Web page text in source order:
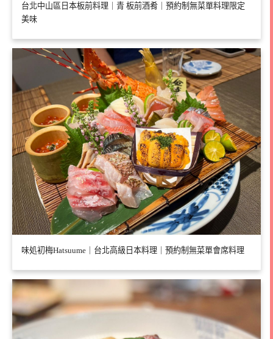
台北中山區日本板前料理｜青 板前酒肴｜預約制無菜單料理限定
美味
味処初梅Hatsuume｜台北高級日本料理｜預約制無菜單會席料理